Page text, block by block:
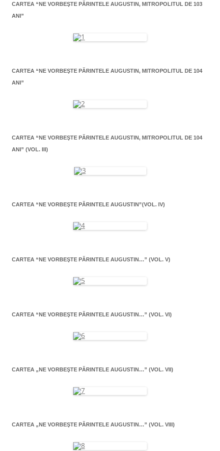
CARTEA “NE VORBEŞTE PĂRINTELE AUGUSTIN, MITROPOLITUL DE 103
ANI”
CARTEA “NE VORBEŞTE PĂRINTELE AUGUSTIN, MITROPOLITUL DE 104
ANI”
CARTEA “NE VORBEŞTE PĂRINTELE AUGUSTIN, MITROPOLITUL DE 104
ANI” (VOL. III)
CARTEA “NE VORBEŞTE PĂRINTELE AUGUSTIN”(VOL. IV)
CARTEA “NE VORBEŞTE PĂRINTELE AUGUSTIN…” (VOL. V)
CARTEA “NE VORBEŞTE PĂRINTELE AUGUSTIN…” (VOL. VI)
CARTEA „NE VORBEŞTE PĂRINTELE AUGUSTIN…” (VOL. VII)
CARTEA „NE VORBEŞTE PĂRINTELE AUGUSTIN…” (VOL. VIII)